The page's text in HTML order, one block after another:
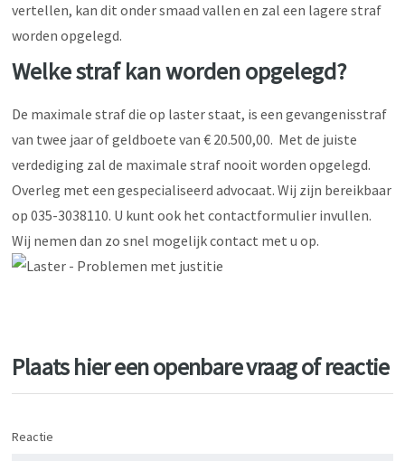
vertellen, kan dit onder smaad vallen en zal een lagere straf
worden opgelegd.
Welke straf kan worden opgelegd?
De maximale straf die op laster staat, is een gevangenisstraf
van twee jaar of geldboete van € 20.500,00. Met de juiste
verdediging zal de maximale straf nooit worden opgelegd.
Overleg met een gespecialiseerd advocaat. Wij zijn bereikbaar
op 035-3038110. U kunt ook het contactformulier invullen.
Wij nemen dan zo snel mogelijk contact met u op.
Plaats hier een openbare vraag of reactie
Reactie